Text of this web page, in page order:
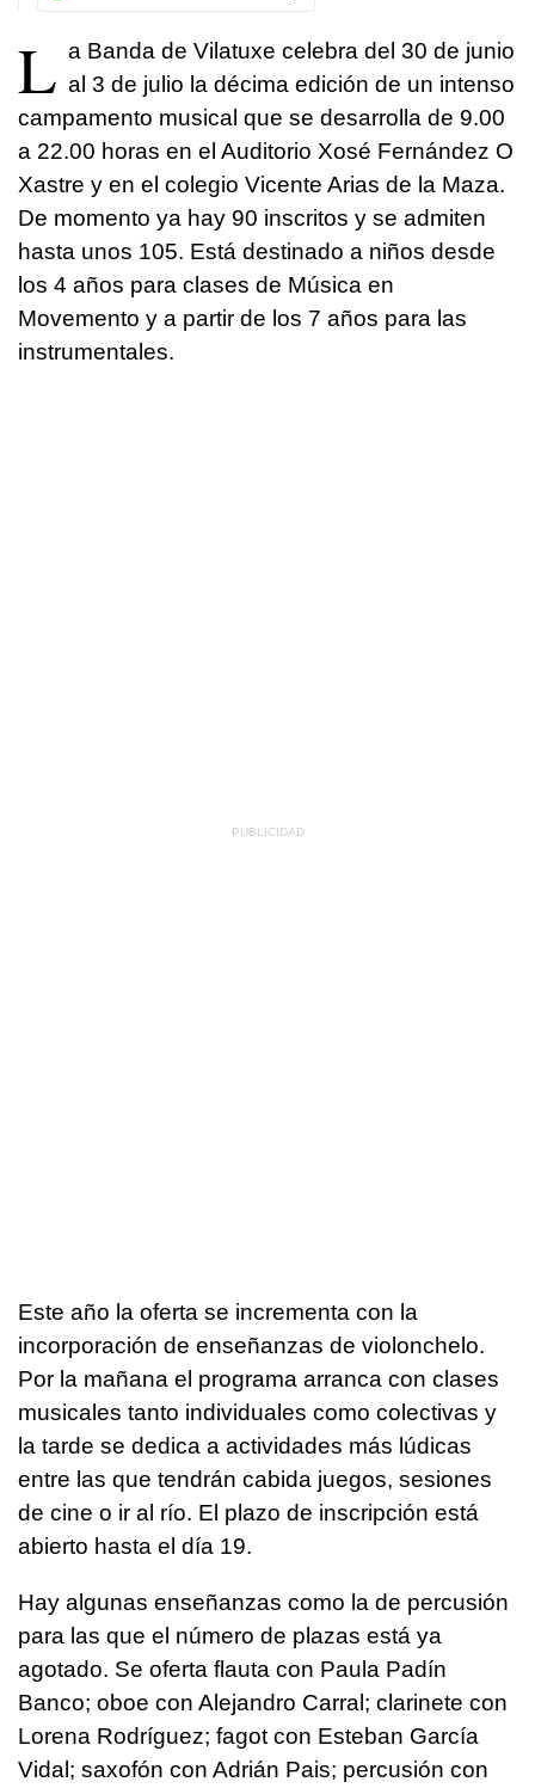
L a Banda de Vilatuxe celebra del 30 de junio
al 3 de julio la décima edición de un intenso
campamento musical que se desarrolla de 9.00
a 22.00 horas en el Auditorio Xosé Fernández O
Xastre y en el colegio Vicente Arias de la Maza.
De momento ya hay 90 inscritos y se admiten
hasta unos 105. Está destinado a niños desde
los 4 años para clases de Música en
Movemento y a partir de los 7 años para las
instrumentales.
Este año la oferta se incrementa con la
incorporación de enseñanzas de violonchelo.
Por la mañana el programa arranca con clases
musicales tanto individuales como colectivas y
la tarde se dedica a actividades más lúdicas
entre las que tendrán cabida juegos, sesiones
de cine o ir al río. El plazo de inscripción está
abierto hasta el día 19.
Hay algunas enseñanzas como la de percusión
para las que el número de plazas está ya
agotado. Se oferta flauta con Paula Padín
Banco; oboe con Alejandro Carral; clarinete con
Lorena Rodríguez; fagot con Esteban García
Vidal; saxofón con Adrián Pais; percusión con